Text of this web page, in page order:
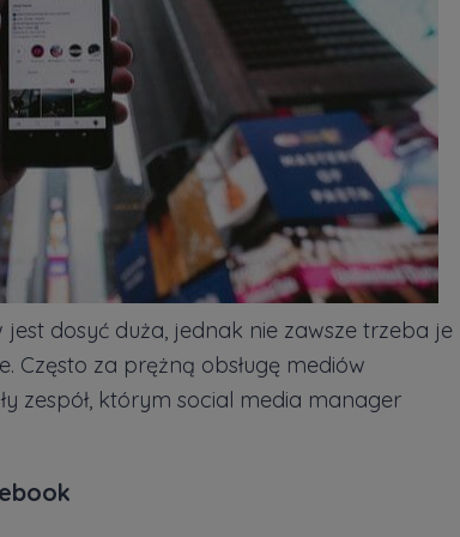
dosyć duża, jednak nie zawsze trzeba je
Często za prężną obsługę mediów
zespół, którym social media manager